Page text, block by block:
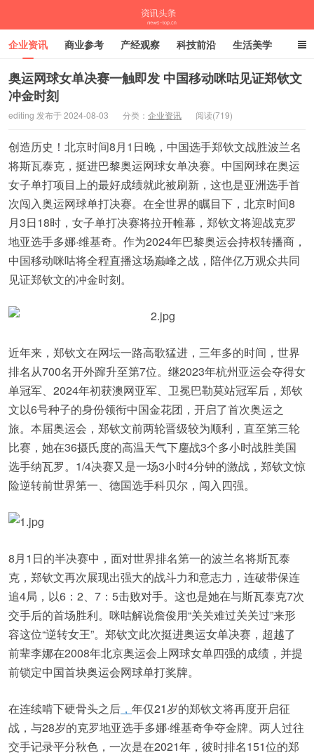
资讯头条
企业资讯 商业参考 产经观察 科技前沿 生活美学
时尚潮流 母婴亲子 专栏
奥运网球女单决赛一触即发 中国移动咪咕见证郑钦文
冲金时刻
editing 发布于 2024-08-03 分类： 企业资讯 阅读(719)
创造历史！北京时间8月1日晚，中国选手郑钦文战胜波兰名
将斯瓦泰克，挺进巴黎奥运网球女单决赛。中国网球在奥运
女子单打项目上的最好成绩就此被刷新，这也是亚洲选手首
次闯入奥运网球单打决赛。在全世界的瞩目下，北京时间8
月3日18时，女子单打决赛将拉开帷幕，郑钦文将迎战克罗
地亚选手多娜·维基奇。作为2024年巴黎奥运会持权转播商，
中国移动咪咕将全程直播这场巅峰之战，陪伴亿万观众共同
见证郑钦文的冲金时刻。
近年来，郑钦文在网坛一路高歌猛进，三年多的时间，世界
排名从700名开外蹿升至第7位。继2023年杭州亚运会夺得女
单冠军、2024年初获澳网亚军、卫冕巴勒莫站冠军后，郑钦
文以6号种子的身份领衔中国金花团，开启了首次奥运之
旅。本届奥运会，郑钦文前两轮晋级较为顺利，直至第三轮
比赛，她在36摄氏度的高温天气下鏖战3个多小时战胜美国
选手纳瓦罗。1/4决赛又是一场3小时4分钟的激战，郑钦文惊
险逆转前世界第一、德国选手科贝尔，闯入四强。
8月1日的半决赛中，面对世界排名第一的波兰名将斯瓦泰
克，郑钦文再次展现出强大的战斗力和意志力，连破带保连
追4局，以6：2、7：5击败对手。这也是她在与斯瓦泰克7次
交手后的首场胜利。咪咕解说詹俊用“关关难过关关过”来形
容这位“逆转女王”。郑钦文此次挺进奥运女单决赛，超越了
前辈李娜在2008年北京奥运会上网球女单四强的成绩，并提
前锁定中国首块奥运会网球单打奖牌。
在连续啃下硬骨头之后 ， 年仅21岁的郑钦文将再度开启征
战，与28岁的克罗地亚选手多娜·维基奇争夺金牌。两人过往
交手记录平分秋色，一次是在2021年，彼时排名151位的郑